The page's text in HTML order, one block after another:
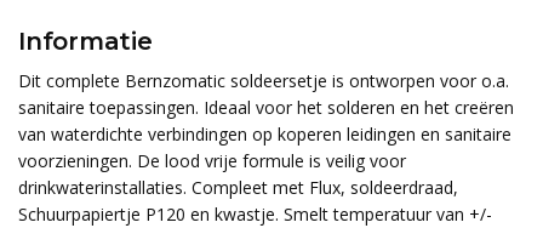
Informatie
Dit complete Bernzomatic soldeersetje is ontworpen voor o.a.
sanitaire toepassingen. Ideaal voor het solderen en het creëren
van waterdichte verbindingen op koperen leidingen en sanitaire
voorzieningen. De lood vrije formule is veilig voor
drinkwaterinstallaties. Compleet met Flux, soldeerdraad,
Schuurpapiertje P120 en kwastje. Smelt temperatuur van +/-